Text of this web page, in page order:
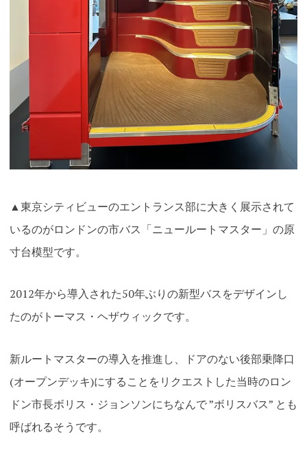
▲東京シティビューのエントランス部に大きく展示されて
いるのがロンドンの市バス「ニュールートマスター」の原
寸台模型です。
2012年から導入された50年ぶりの新型バスをデザインし
たのがトーマス・ヘザウィックです。
新ルートマスターの導入を推進し、ドアのない後部乗降口
(オープンデッキ)にすることをリクエストした当時のロン
ドン市長ボリス・ジョンソンにちなんで ”ボリスバス” とも
呼ばれるそうです。